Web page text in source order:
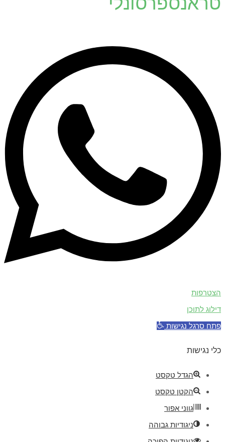
הצטרפות
דילוג לתוכן
פתח סרגל נגישות
כלי נגישות
הגדל טקסט
הקטן טקסט
גווני אפור
ניגודיות גבוהה